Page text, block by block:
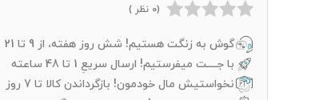
(0 نظر )
گوش به زنگت هستیم! شش روز هفته، از 9 تا 21
با جــــت میفرستیم! ارسال سریعِ 1 تا 48 ساعته
نخواستیش مال خودمون! بازگرداندن کالا تا 7 روز